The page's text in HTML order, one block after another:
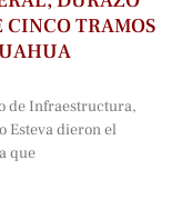
TRAMOS
de Infraestructura,
Esteva dieron el
que